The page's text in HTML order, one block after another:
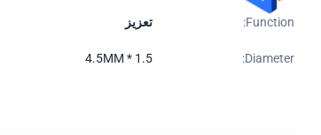
Function: تعزيز
Diameter:
1.5 * 4.5MM